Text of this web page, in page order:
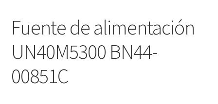
Fuente de alimentación
UN40M5300 BN44-
00851C